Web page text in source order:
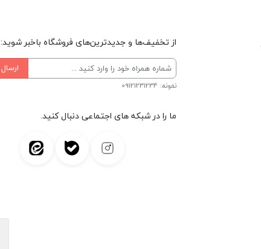
از تخفیف‌ها و جدیدترین‌های فروشگاه باخبر شوید:
ارسال
نمونه: 09121231234
ما را در شبکه های اجتماعی دنبال کنید.